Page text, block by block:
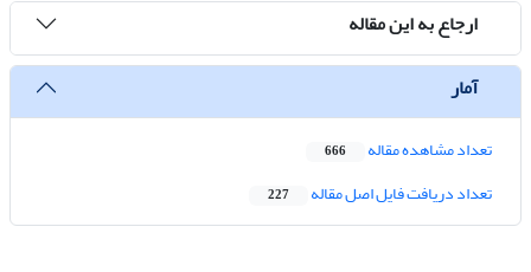
ارجاع به این مقاله
آمار
تعداد مشاهده مقاله 666
تعداد دریافت فایل اصل مقاله 227